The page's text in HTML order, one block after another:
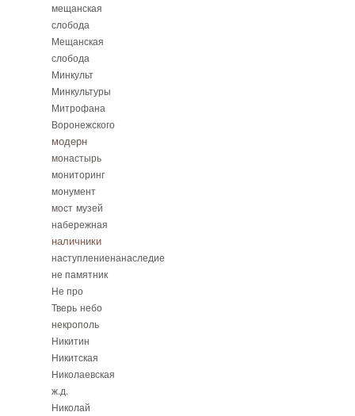
мещанская
слобода
Мещанская
слобода
Минкульт
Минкультуры
Митрофана
Воронежского
модерн
монастырь
мониторинг
монумент
мост музей
набережная
наличники
наступлениенанаследие
не памятник
Не про
Тверь небо
некрополь
Никитин
Никитская
Николаевская
ж.д.
Николай